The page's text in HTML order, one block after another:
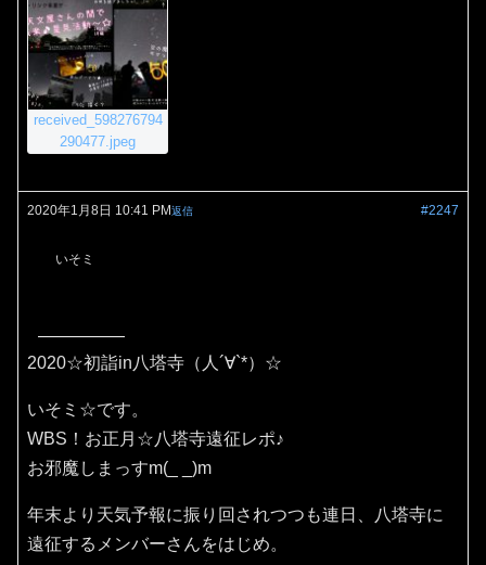
received_598276794
290477.jpeg
2020年1月8日 10:41 PM #2247
返信
いそミ
2020☆初詣in八塔寺（人´∀`*）☆
いそミ☆です。
WBS！お正月☆八塔寺遠征レポ♪
お邪魔しまっすm(_ _)m
年末より天気予報に振り回されつつも連日、八塔寺に
遠征するメンバーさんをはじめ。